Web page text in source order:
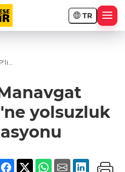
TR
yolsuzluk